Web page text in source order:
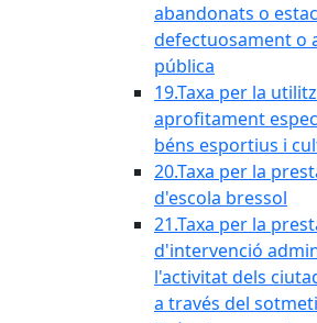
abandonats o
defectuosament o
pública
19.Taxa per la
aprofitament
béns esportius i
20.Taxa per la
d'escola bressol
21.Taxa per la
d'intervenció
l'activitat dels
a través del